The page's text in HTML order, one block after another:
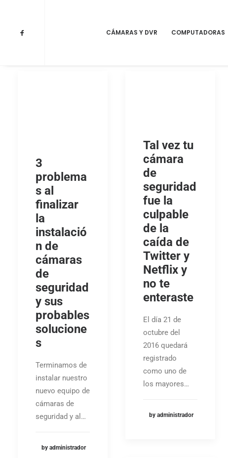
CÁMARAS Y DVR COMPUTADORAS
3
problema
s al
finalizar
la
instalació
n de
cámaras
de
seguridad
y sus
probables
solucione
s
Terminamos de
instalar nuestro
nuevo equipo de
cámaras de
seguridad y al…
by administrador
Tal vez tu
cámara
de
seguridad
fue la
culpable
de la
caída de
Twitter y
Netflix y
no te
enteraste
El día 21 de
octubre del
2016 quedará
registrado
como uno de
los mayores…
by administrador